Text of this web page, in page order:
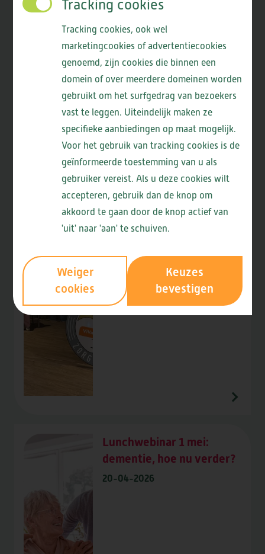
Tracking cookies
Tracking cookies, ook wel
marketingcookies of advertentiecookies
genoemd, zijn cookies die binnen een
domein of over meerdere domeinen worden
gebruikt om het surfgedrag van bezoekers
vast te leggen. Uiteindelijk maken ze
specifieke aanbiedingen op maat mogelijk.
Voor het gebruik van tracking cookies is de
geïnformeerde toestemming van u als
gebruiker vereist. Als u deze cookies wilt
accepteren, gebruik dan de knop om
akkoord te gaan door de knop actief van
'uit' naar 'aan' te schuiven.
Weiger
cookies
Keuzes
bevestigen
ViVa! Zorggroep ontvangt
zilveren certificering
Milieuthermometer Zorg
29-05-2026
Lunchwebinar 1 mei:
dementie, hoe nu verder?
20-04-2026